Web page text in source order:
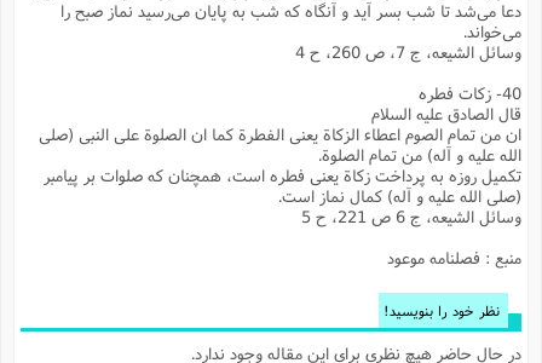
دعا می‌شد تا شب بسر آید و آنگاه که شب به پایان می‌رسید نماز صبح را
می‌خواند.
وسائل الشیعه، ج 7، ص 260، ح 4
40- زکات فطره
قال الصادق علیه السلام
ان من تمام الصوم اعطاء الزکاة یعنی الفطرة کما ان الصلوة علی النبی (صلی
الله علیه و آله) من تمام الصلوة.
تکمیل روزه به پرداخت زکاة یعنی فطره است، همچنان که صلوات بر پیامبر
(صلی الله علیه و آله) کمال نماز است.
وسائل الشیعه، ج 6 ص 221، ح 5
منبع : فصلنامه موعود
نظر خود را بنویسید!
در حال حاضر هیچ نظری برای این مقاله وجود ندارد.